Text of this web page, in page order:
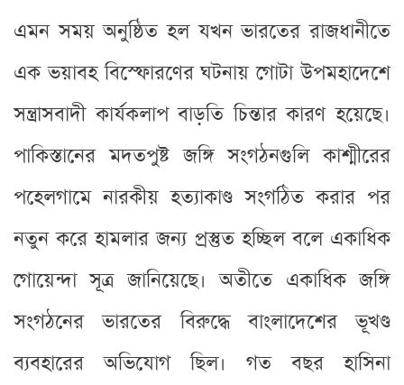
এমন সময় অনুষ্ঠিত হল যখন ভারতের রাজধানীতে
এক ভয়াবহ বিস্ফোরণের ঘটনায় গোটা উপমহাদেশে
সন্ত্রাসবাদী কার্যকলাপ বাড়তি চিন্তার কারণ হয়েছে।
পাকিস্তানের মদতপুষ্ট জঙ্গি সংগঠনগুলি কাশ্মীরের
পহেলগামে নারকীয় হত্যাকাণ্ড সংগঠিত করার পর
নতুন করে হামলার জন্য প্রস্তুত হচ্ছিল বলে একাধিক
গোয়েন্দা সূত্র জানিয়েছে। অতীতে একাধিক জঙ্গি
সংগঠনের ভারতের বিরুদ্ধে বাংলাদেশের ভূখণ্ড
ব্যবহারের অভিযোগ ছিল। ‌গত বছর হাসিনা